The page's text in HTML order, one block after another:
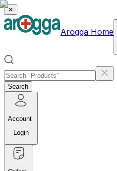
✕
Arogga Home
Search
Account
Login